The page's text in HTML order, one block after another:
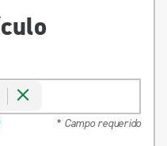
* Campo requerido